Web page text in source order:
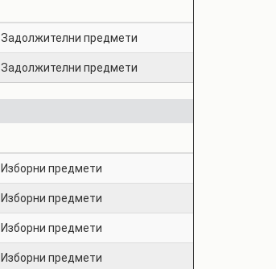
Задолжителни предмети
Задолжителни предмети
Изборни предмети
Изборни предмети
Изборни предмети
Изборни предмети